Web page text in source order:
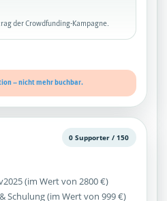
der Crowdfunding-Kampagne.
– nicht mehr buchbar.
0 Supporter / 150
(im Wert von 2800 €)
Schulung (im Wert von 999 €)